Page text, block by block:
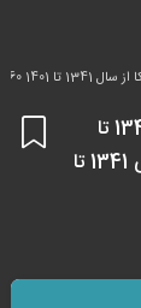
1341 تا 1401
نبرد با آمریکا | چهارده نبرد سخت با امریکا از سال 1341 تا
1401 60سال دشمنی امریکا با اسلام و انقلاب اسلامی 1341 تا